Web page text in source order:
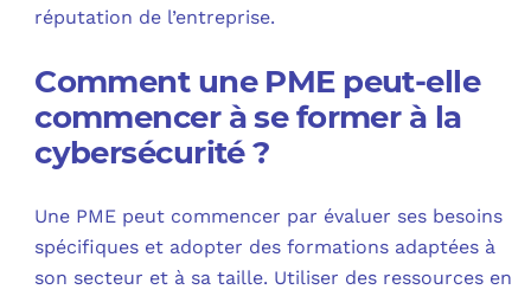
réputation de l’entreprise.
Comment une PME peut-elle
commencer à se former à la
cybersécurité ?
Une PME peut commencer par évaluer ses besoins
spécifiques et adopter des formations adaptées à
son secteur et à sa taille. Utiliser des ressources en